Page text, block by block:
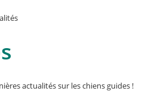
actualités sur les chiens guides !